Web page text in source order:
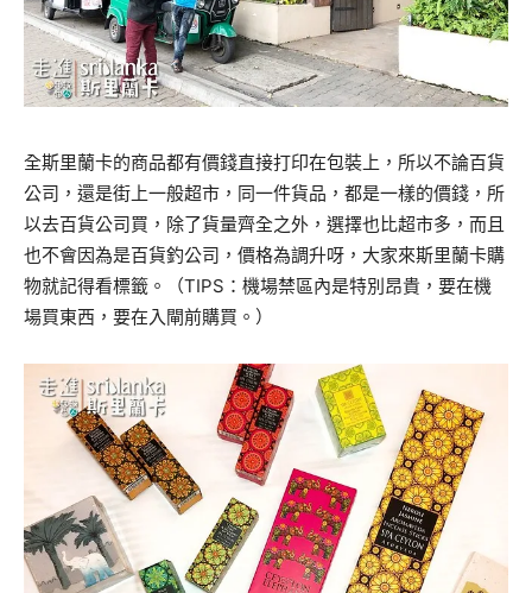
全斯里蘭卡的商品都有價錢直接打印在包裝上，所以不論百貨
公司，還是街上一般超市，同一件貨品，都是一樣的價錢，所
以去百貨公司買，除了貨量齊全之外，選擇也比超市多，而且
也不會因為是百貨釣公司，價格為調升呀，大家來斯里蘭卡購
物就記得看標籤。（TIPS ：機場禁區內是特別昂貴，要在機
場買東西，要在入閘前購買。）